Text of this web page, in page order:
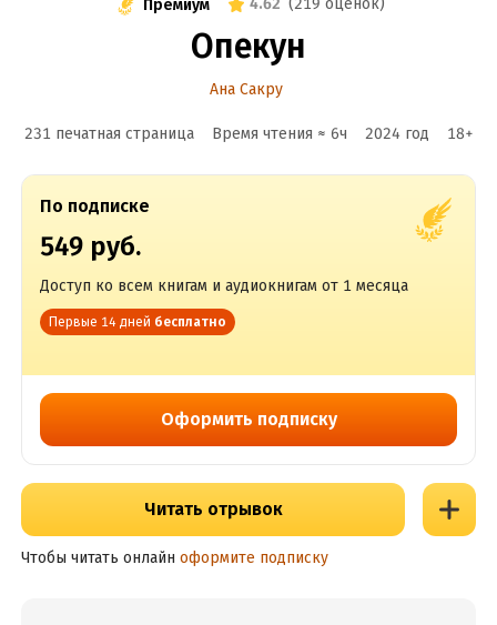
Премиум 4.62 (219 оценок)
Опекун
Ана Сакру
231 печатная страница Время чтения ≈ 6ч 2024 год 18+
По подписке
549 руб.
Доступ ко всем книгам и аудиокнигам от 1 месяца
Первые 14 дней бесплатно
Оформить подписку
Читать отрывок
Чтобы читать онлайн оформите подписку